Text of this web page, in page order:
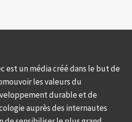
est un média créé dans le but de
les valeurs du
durable et de
auprès des internautes